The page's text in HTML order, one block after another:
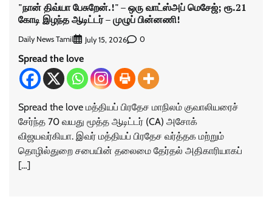
"நான் திவ்யா பேசுறேன்.!" – ஒரு வாட்ஸ்அப் மெசேஜ்; ரூ.21
கோடி இழந்த ஆடிட்டர் – முழுப் பின்னணி!
Daily News Tamil July 15, 2026 0
Spread the love
Spread the love மத்தியப் பிரதேச மாநிலம் குவாலியரைச்
சேர்ந்த 70 வயது மூத்த ஆடிட்டர் (CA) அசோக்
விஜயவர்கியா. இவர் மத்தியப் பிரதேச வர்த்தக மற்றும்
தொழில்துறை சபையின் தலைமை தேர்தல் அதிகாரியாகப்
[…]